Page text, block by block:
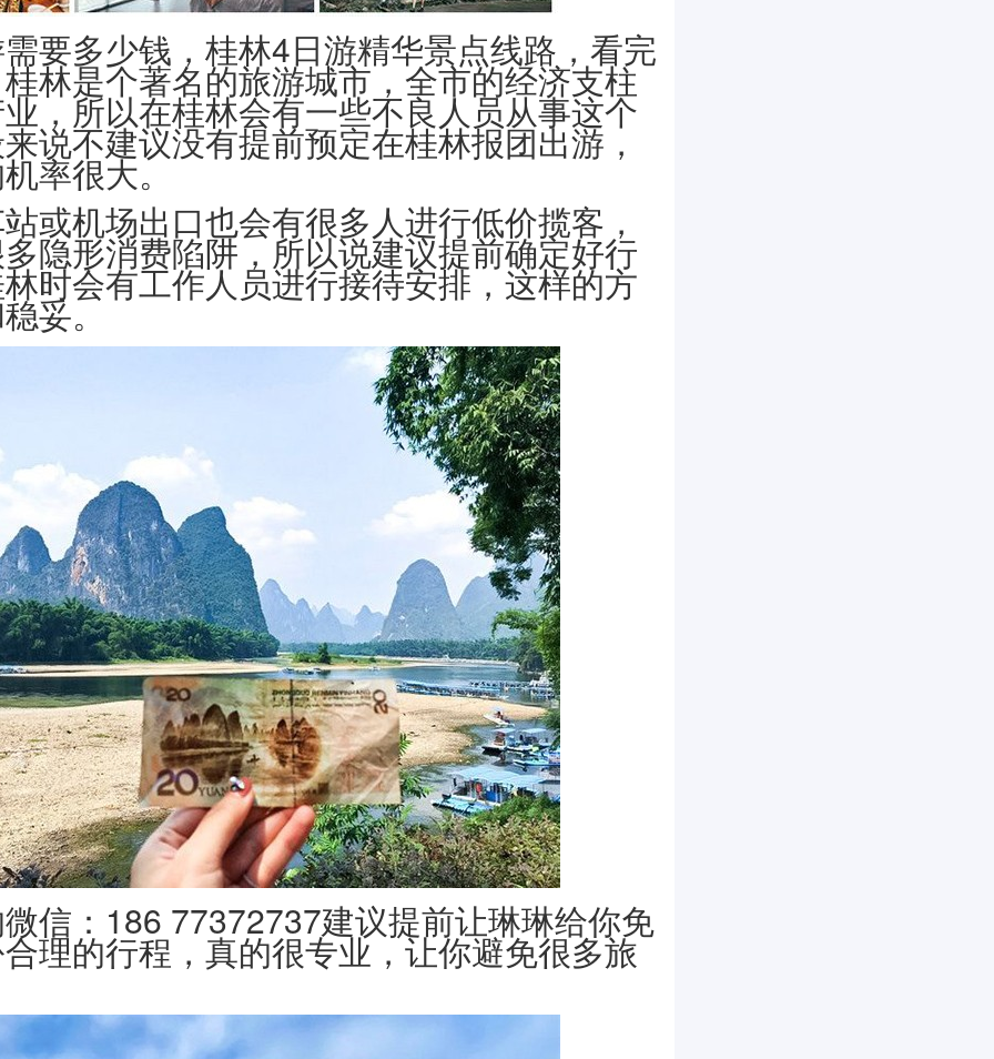
要多少钱，桂林4日游精华景点线路，看完
林是个著名的旅游城市，全市的经济支柱
，所以在桂林会有一些不良人员从事这个
说不建议没有提前预定在桂林报团出游，
率很大。
或机场出口也会有很多人进行低价揽客，
隐形消费陷阱，所以说建议提前确定好行
时会有工作人员进行接待安排，这样的方
妥。
信：186 77372737建议提前让琳琳给你免
理的行程，真的很专业，让你避免很多旅